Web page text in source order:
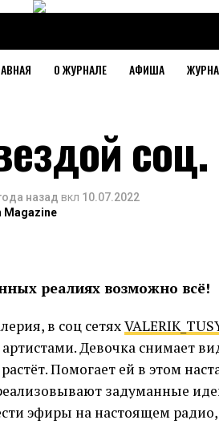
О ЖУРНАЛЕ АФИША
назад вкл 10.07.2022
Magazine
реалиях возможно всё!
в соц сетях
Девочка снимает
Помогает ей в этом
задуманные
эфиры на настоящем